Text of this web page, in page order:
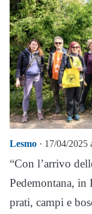
Lesmo · 17/04/2025
“Con l’arrivo
Pedemontana,
prati, campi e